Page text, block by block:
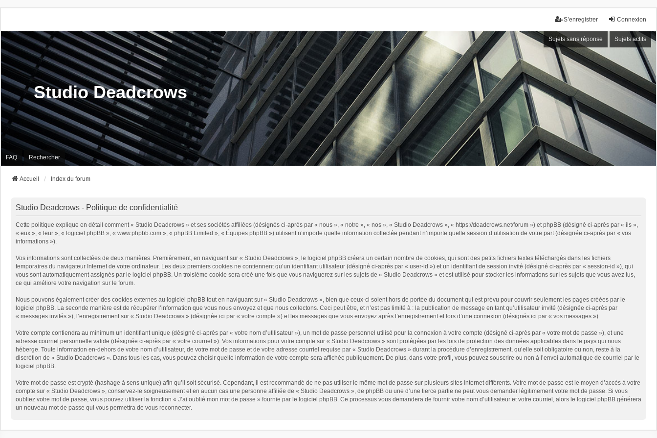
Connexion
S’enregistrer
Sujets sans réponse Sujets actifs
Studio Deadcrows
FAQ Rechercher
Accueil Index du forum
Studio Deadcrows - Politique de confidentialité
Cette politique explique en détail comment « Studio Deadcrows » et ses sociétés affiliées (désignés ci-après par « nous », « notre », « nos », « Studio Deadcrows », « https://deadcrows.net/forum ») et phpBB (désigné ci-après par « ils »,
« eux », « leur », « logiciel phpBB », « www.phpbb.com », « phpBB Limited », « Équipes phpBB ») utilisent n’importe quelle information collectée pendant n’importe quelle session d’utilisation de votre part (désignée ci-après par « vos
informations »).
Vos informations sont collectées de deux manières. Premièrement, en naviguant sur « Studio Deadcrows », le logiciel phpBB créera un certain nombre de cookies, qui sont des petits fichiers textes téléchargés dans les fichiers
temporaires du navigateur Internet de votre ordinateur. Les deux premiers cookies ne contiennent qu’un identifiant utilisateur (désigné ci-après par « user-id ») et un identifiant de session invité (désigné ci-après par « session-id »), qui
vous sont automatiquement assignés par le logiciel phpBB. Un troisième cookie sera créé une fois que vous naviguerez sur les sujets de « Studio Deadcrows » et est utilisé pour stocker les informations sur les sujets que vous avez lus,
ce qui améliore votre navigation sur le forum.
Nous pouvons également créer des cookies externes au logiciel phpBB tout en naviguant sur « Studio Deadcrows », bien que ceux-ci soient hors de portée du document qui est prévu pour couvrir seulement les pages créées par le
logiciel phpBB. La seconde manière est de récupérer l’information que vous nous envoyez et que nous collectons. Ceci peut être, et n’est pas limité à : la publication de message en tant qu’utilisateur invité (désignée ci-après par
« messages invités »), l’enregistrement sur « Studio Deadcrows » (désignée ici par « votre compte ») et les messages que vous envoyez après l’enregistrement et lors d’une connexion (désignés ici par « vos messages »).
Votre compte contiendra au minimum un identifiant unique (désigné ci-après par « votre nom d’utilisateur »), un mot de passe personnel utilisé pour la connexion à votre compte (désigné ci-après par « votre mot de passe »), et une
adresse courriel personnelle valide (désignée ci-après par « votre courriel »). Vos informations pour votre compte sur « Studio Deadcrows » sont protégées par les lois de protection des données applicables dans le pays qui nous
héberge. Toute information en-dehors de votre nom d’utilisateur, de votre mot de passe et de votre adresse courriel requise par « Studio Deadcrows » durant la procédure d’enregistrement, qu’elle soit obligatoire ou non, reste à la
discrétion de « Studio Deadcrows ». Dans tous les cas, vous pouvez choisir quelle information de votre compte sera affichée publiquement. De plus, dans votre profil, vous pouvez souscrire ou non à l’envoi automatique de courriel par le
logiciel phpBB.
Votre mot de passe est crypté (hashage à sens unique) afin qu’il soit sécurisé. Cependant, il est recommandé de ne pas utiliser le même mot de passe sur plusieurs sites Internet différents. Votre mot de passe est le moyen d’accès à votre
compte sur « Studio Deadcrows », conservez-le soigneusement et en aucun cas une personne affiliée de « Studio Deadcrows », de phpBB ou une d’une tierce partie ne peut vous demander légitimement votre mot de passe. Si vous
oubliez votre mot de passe, vous pouvez utiliser la fonction « J’ai oublié mon mot de passe » fournie par le logiciel phpBB. Ce processus vous demandera de fournir votre nom d’utilisateur et votre courriel, alors le logiciel phpBB générera
un nouveau mot de passe qui vous permettra de vous reconnecter.